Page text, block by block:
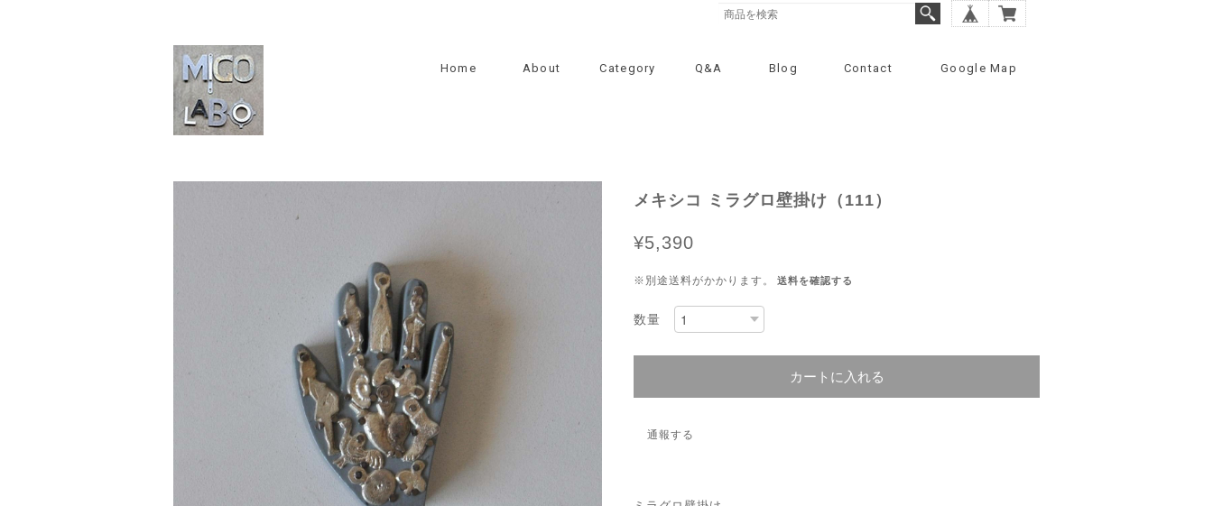
Home About Category Q&A Blog Contact Google Map
メキシコ ミラグロ壁掛け（111）
¥5,390
※別途送料がかかります。 送料を確認する
数量
カートに入れる
通報する